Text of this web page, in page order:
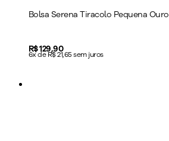
Bolsa Serena Tiracolo Pequena Ouro
Price:
R$ 129,90
6x de R$ 21,65 sem juros